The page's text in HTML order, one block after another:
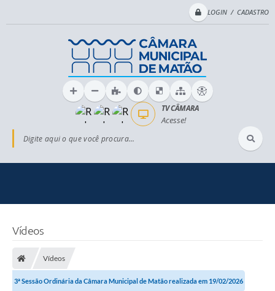
LOGIN / CADASTRO
Digite aqui o que você procura...
TV CÂMARA
Acesse!
Vídeos
Vídeos
3ª Sessão Ordinária da Câmara Municipal de Matão realizada em 19/02/2026